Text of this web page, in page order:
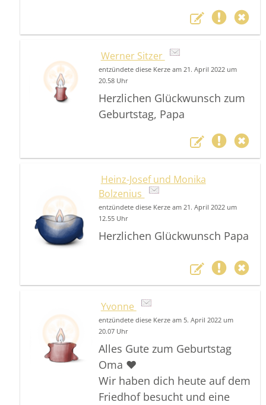
Werner Sitzer
entzündete diese Kerze am 21. April 2022 um
20.58 Uhr
Herzlichen Glückwunsch zum
Geburtstag, Papa
Heinz-Josef und Monika
Bolzenius
entzündete diese Kerze am 21. April 2022 um
12.55 Uhr
Herzlichen Glückwunsch Papa
Yvonne
entzündete diese Kerze am 5. April 2022 um
20.07 Uhr
Alles Gute zum Geburtstag
Oma ❤️
Wir haben dich heute auf dem
Friedhof besucht und eine